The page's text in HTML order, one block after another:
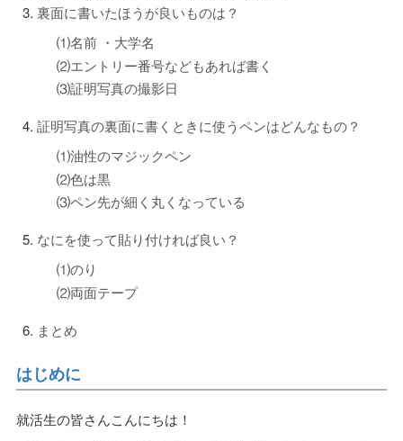
裏面に書いたほうが良いものは？
⑴名前 ・大学名
⑵エントリー番号などもあれば書く
⑶証明写真の撮影日
証明写真の裏面に書くときに使うペンはどんなもの？
⑴油性のマジックペン
⑵色は黒
⑶ペン先が細く丸くなっている
なにを使って貼り付ければ良い？
⑴のり
⑵両面テープ
まとめ
はじめに
就活生の皆さんこんにちは！